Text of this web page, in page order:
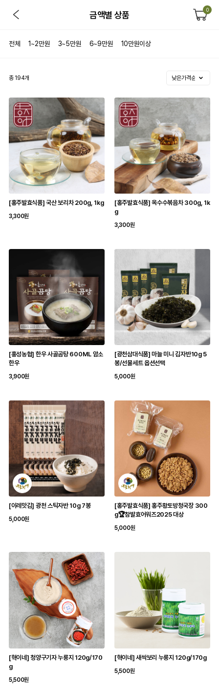
금액별 상품 0
전체 1~2만원 3~5만원 6~9만원 10만원이상
총 194개
[홍주발효식품] 국산 보리차 200g, 1kg
3,300원
[홍주발효식품] 옥수수볶음차 300g, 1k
g
3,300원
[홍성농협] 한우 사골곰탕 600ML 암소
한우
3,900원
[광천삼대식품] 마늘 미니 김자반10g 5
봉/선물세트 옵션선택
5,000원
[이레맛김] 광천 스틱자반 10g 7봉
5,000원
[홍주발효식품] 홍주황토방청국장 300
g🏆참발효어워즈2025 대상
5,000원
[혁이네] 청양구기자 누룽지 120g/170
g
5,500원
[혁이네] 새싹보리 누룽지 120g/170g
5,500원